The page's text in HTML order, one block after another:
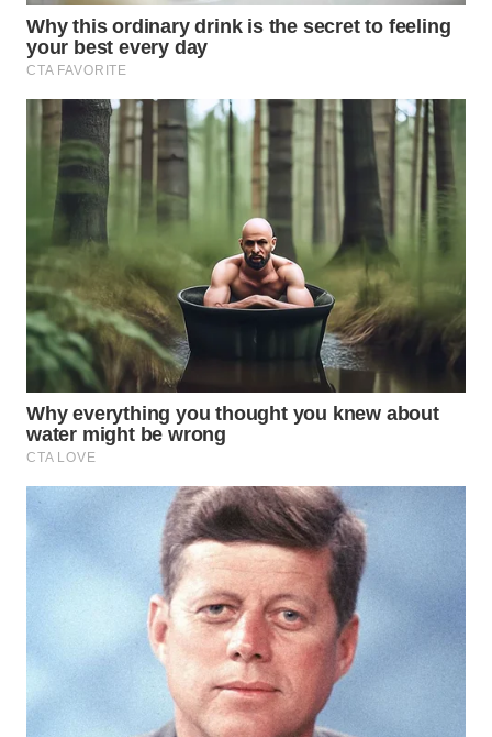
WN
INDRAMAYU
WN
KUNINGAN
WN
SUBANG
WN
SUKABUMI
WN
PURWAKARTA
PRIANGAN
TIMUR
SEMARANG